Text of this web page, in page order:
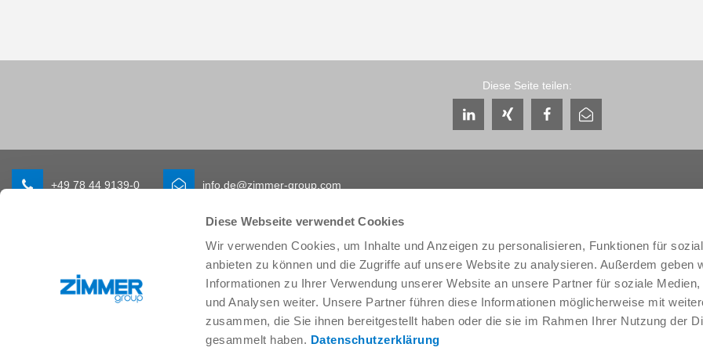
Diese Webseite verwendet Cookies
Wir verwenden Cookies, um Inhalte und Anzeigen zu personalisieren, Funktionen für
anbieten zu können und die Zugriffe auf unsere Website zu analysieren. Außerdem geben
Informationen zu Ihrer Verwendung unserer Website an unsere Partner für soziale Medien,
und Analysen weiter. Unsere Partner führen diese Informationen möglicherweise mit
zusammen, die Sie ihnen bereitgestellt haben oder die sie im Rahmen Ihrer Nutzung der
gesammelt haben. Datenschutzerklärung
Diese Seite teilen:
+49 78 44 9139-0 info.de@zimmer-group.com
Maschinen- und Anlagenbau
Produkte
Neuheiten
Komponenten
Systemlösungen
Verfahrenstechnik
SOFT CLOSE
Service & Kontakt
Ansprechpartner weltweit
Service-Kontakt
Kontaktformular
Pre-Sales
Service
Unternehmen
THE KNOW-HOW FACTORY
Historie
Produktionsstandorte
Messen & Events